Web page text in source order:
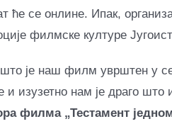
ће се онлине. Ипак,
филмске културе
је наш филм уврштен у
и изузетно нам је драго
филма „Тестамент